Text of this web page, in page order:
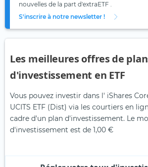
nouvelles de la part d'extraETF .
S'inscrire à notre newsletter !
Les meilleures offres de
d'investissement en ETF
Vous pouvez investir dans l' iShares
UCITS ETF (Dist) via les courtiers en
cadre d'un plan d'investissement. Le
d'investissement est de 1,00 €